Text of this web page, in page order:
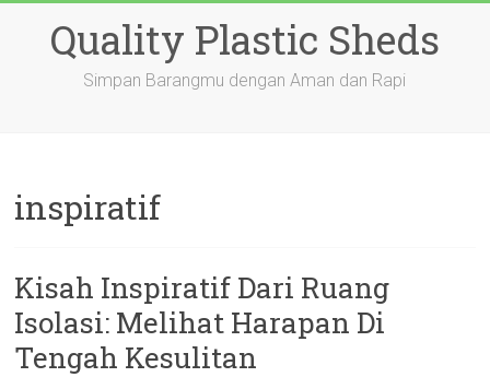
contentQuality Plastic Sheds
Simpan Barangmu dengan Aman dan Rapi
inspiratif
Kisah Inspiratif Dari Ruang
Isolasi: Melihat Harapan Di
Tengah Kesulitan